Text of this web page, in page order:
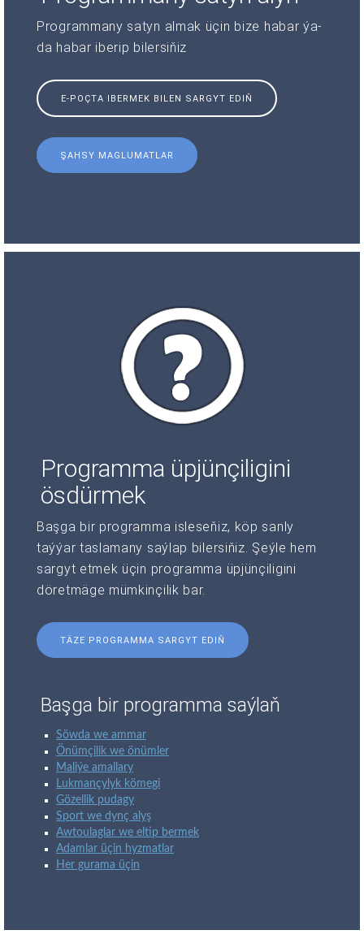
Programmany satyn almak üçin bize habar ýa-
da habar iberip bilersiňiz
E-POÇTA IBERMEK BILEN SARGYT EDIŇ
ŞAHSY MAGLUMATLAR
Programma üpjünçiligini
ösdürmek
Başga bir programma isleseňiz, köp sanly
taýýar taslamany saýlap bilersiňiz. Şeýle hem
sargyt etmek üçin programma üpjünçiligini
döretmäge mümkinçilik bar.
TÄZE PROGRAMMA SARGYT EDIŇ
Başga bir programma saýlaň
Söwda we ammar
Önümçilik we önümler
Maliýe amallary
Lukmançylyk kömegi
Gözellik pudagy
Sport we dynç alyş
Awtoulaglar we eltip bermek
Adamlar üçin hyzmatlar
Her gurama üçin